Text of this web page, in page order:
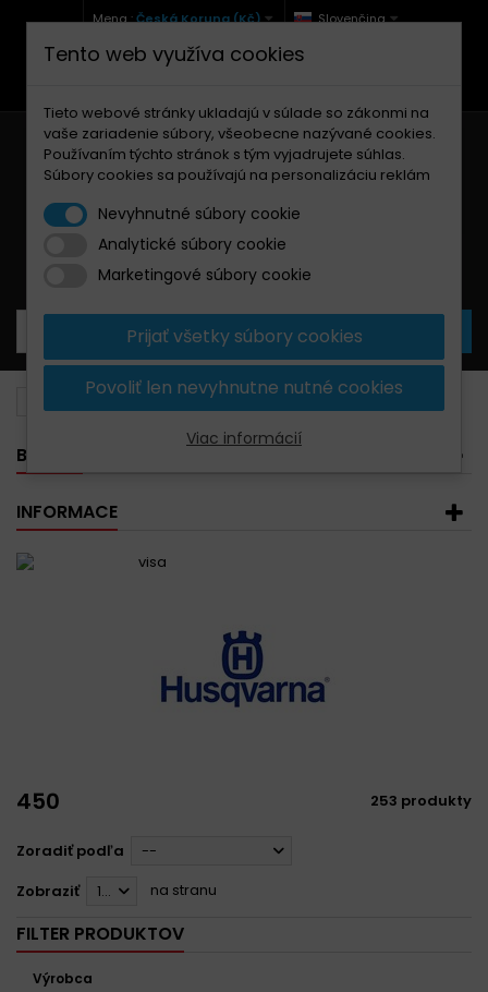
Mena :Česká Koruna (Kč) Slovenčina
+420 771 127 977 (Po-Pá, 9-12 a 13-17)
Košík0Produkty
BANNER
INFORMACE
450 253 produkty
Zoradiť podľa
--
Zobraziť
12 na stranu
FILTER PRODUKTOV
Výrobca
Tento web využíva cookies
Tieto webové stránky ukladajú v súlade so zákonmi na
vaše zariadenie súbory, všeobecne nazývané cookies.
Používaním týchto stránok s tým vyjadrujete súhlas.
Súbory cookies sa používajú na personalizáciu reklám
Nevyhnutné súbory cookie
Analytické súbory cookie
Marketingové súbory cookie
Prijať všetky súbory cookies
Povoliť len nevyhnutne nutné cookies
Viac informácií